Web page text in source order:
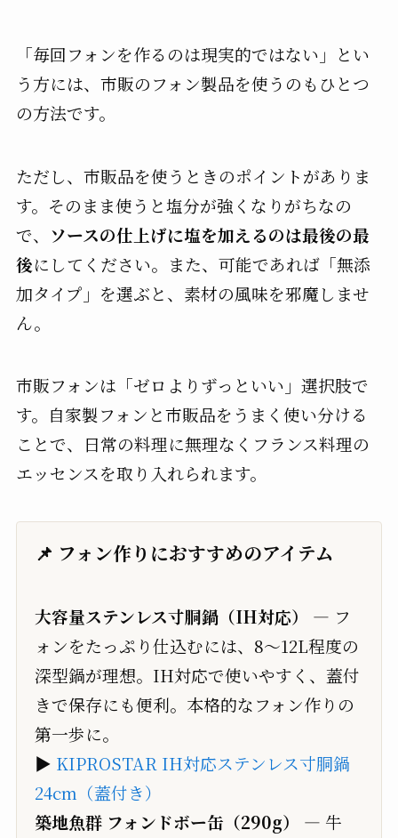
「毎回フォンを作るのは現実的ではない」とい
う方には、市販のフォン製品を使うのもひとつ
の方法です。
ただし、市販品を使うときのポイントがありま
す。そのまま使うと塩分が強くなりがちなの
で、 ソースの仕上げに塩を加えるのは最後の最
後にしてください。また、可能であれば「無添
加タイプ」を選ぶと、素材の風味を邪魔しませ
ん。
市販フォンは「ゼロよりずっといい」選択肢で
す。自家製フォンと市販品をうまく使い分ける
ことで、日常の料理に無理なくフランス料理の
エッセンスを取り入れられます。
📌 フォン作りにおすすめのアイテム
大容量ステンレス寸胴鍋（IH対応）
— フ
ォンをたっぷり仕込むには、8〜12L程度の
深型鍋が理想。IH対応で使いやすく、蓋付
きで保存にも便利。本格的なフォン作りの
第一歩に。
▶ KIPROSTAR IH対応ステンレス寸胴鍋
24cm（蓋付き）
築地魚群 フォンドボー缶（290g）
— 牛